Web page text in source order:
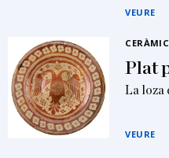
VEURE
Plat
La
VEURE